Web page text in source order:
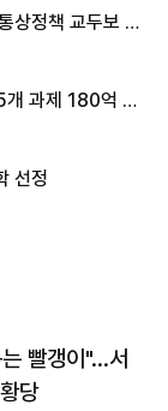
상정책 교두보 활
개 과제 180억 지
선정
빨갱이"…서
당